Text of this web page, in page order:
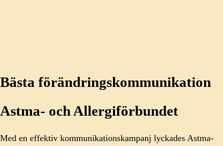
Bästa förändringskommunikation
Astma- och Allergiförbundet
Med en effektiv kommunikationskampanj lyckades Astma-